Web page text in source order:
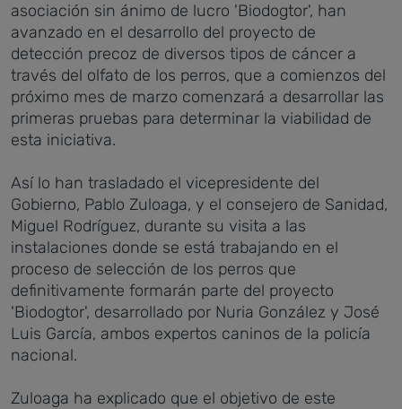
asociación sin ánimo de lucro 'Biodogtor', han
avanzado en el desarrollo del proyecto de
detección precoz de diversos tipos de cáncer a
través del olfato de los perros, que a comienzos del
próximo mes de marzo comenzará a desarrollar las
primeras pruebas para determinar la viabilidad de
esta iniciativa.
Así lo han trasladado el vicepresidente del
Gobierno, Pablo Zuloaga, y el consejero de Sanidad,
Miguel Rodríguez, durante su visita a las
instalaciones donde se está trabajando en el
proceso de selección de los perros que
definitivamente formarán parte del proyecto
'Biodogtor', desarrollado por Nuria González y José
Luis García, ambos expertos caninos de la policía
nacional.
Zuloaga ha explicado que el objetivo de este